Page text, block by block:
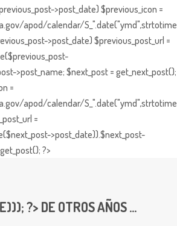
>post_date) $previous_icon =
apod/calendar/
>post_date) $previous_post_url =
>post_name; $next_post = get_next_post();
=
apod/calendar/
=
>post_date)).$next_post-
?>
?> DE OTROS AÑOS ...